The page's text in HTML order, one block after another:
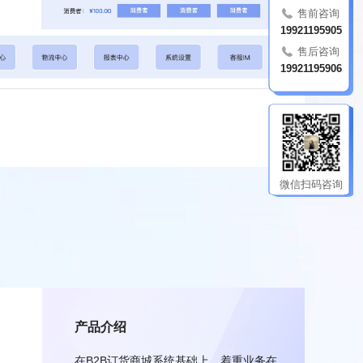
售前咨询
19921195905
售后咨询
19921195906
微信扫码咨询
产品介绍